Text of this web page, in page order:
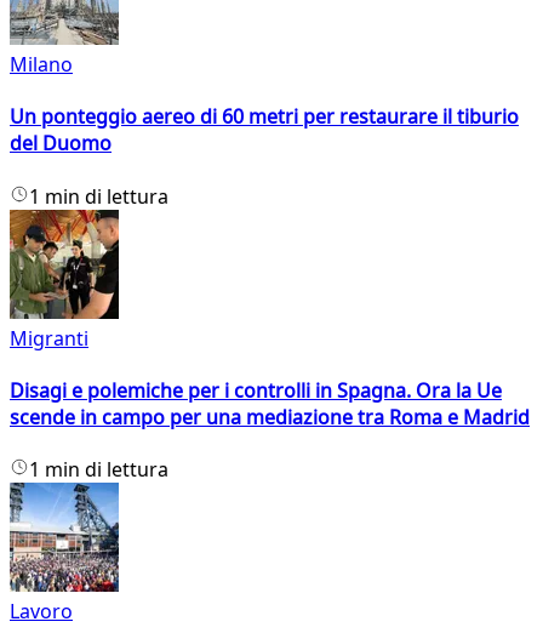
Milano
Un ponteggio aereo di 60 metri per restaurare il tiburio
del Duomo
1 min di lettura
Migranti
Disagi e polemiche per i controlli in Spagna. Ora la Ue
scende in campo per una mediazione tra Roma e Madrid
1 min di lettura
Lavoro